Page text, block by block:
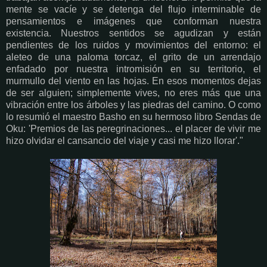
mente se vacíe y se detenga del flujo interminable de
pensamientos e imágenes que conforman nuestra
existencia. Nuestros sentidos se agudizan y están
pendientes de los ruidos y movimientos del entorno: el
aleteo de una paloma torcaz, el grito de un arrendajo
enfadado por nuestra intromisión en su territorio, el
murmullo del viento en las hojas. En esos momentos dejas
de ser alguien; simplemente vives, no eres más que una
vibración entre los árboles y las piedras del camino. O como
lo resumió el maestro Basho en su hermoso libro Sendas de
Oku: 'Premios de las peregrinaciones... el placer de vivir me
hizo olvidar el cansancio del viaje y casi me hizo llorar'."